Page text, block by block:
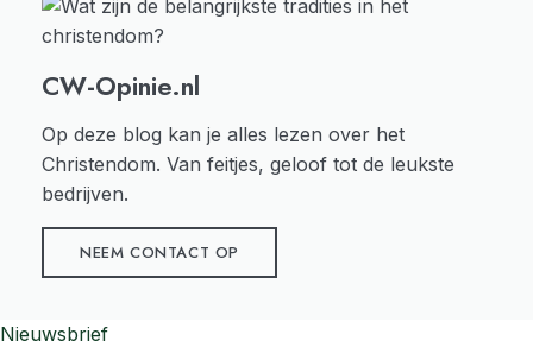
CW-Opinie.nl
Op deze blog kan je alles lezen over het
Christendom. Van feitjes, geloof tot de leukste
bedrijven.
NEEM CONTACT OP
Nieuwsbrief